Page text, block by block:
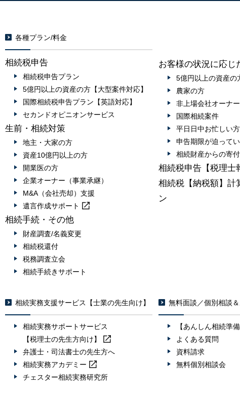
各種プラン/料金
相続税申告
相続税申告プラン
5億円以上の資産の方【大型案件対応】
国際相続税申告プラン【英語対応】
セカンドオピニオンサービス
生前・相続対策
地主・大家の方
資産10億円以上の方
開業医の方
企業オーナー（事業承継）
M&A（会社売却）支援
遺言作成サポート
相続手続・その他
財産調査/名義変更
相続税還付
税務調査立会
相続手続きサポート
お客様の状況に応じ
5億円以上の資産の
農家の方
非上場会社オーナー
国際相続案件
平日日中お忙しい方
申告期限が迫って
相続財産からの寄付
相続税申告【税理士
相続税【納税額】計
ン
相続実務支援サービス【士業の先生向け】
相続実務サポートサービス
【税理士の先生方向け】
弁護士・司法書士の先生方へ
相続実務アカデミー
チェスター相続実務研究所
無料面談／個別相談
【あんしん相続準
よくある質問
資料請求
無料個別相談会